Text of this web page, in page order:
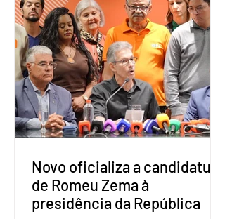
do Serviço Brasileiro de Apoio às Micro
e Pequenas Empresas (Sebrae),
realizado a partir de dados do Instituto
Brasileiro de Geografia e Estatística
(IBGE). O estudo do Sebrae mostra que,
no quarto trimestre de 2025, os
empreendedores 60+ formalizados
atingiram o maior rendime
Novo oficializa a candidatura
de Romeu Zema à
presidência da República